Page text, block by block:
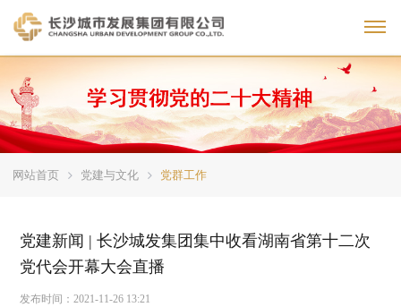
网站首页 党建与文化 党群工作
党建新闻 | 长沙城发集团集中收看湖南省第十二次
党代会开幕大会直播
发布时间： 2021-11-26 13:21